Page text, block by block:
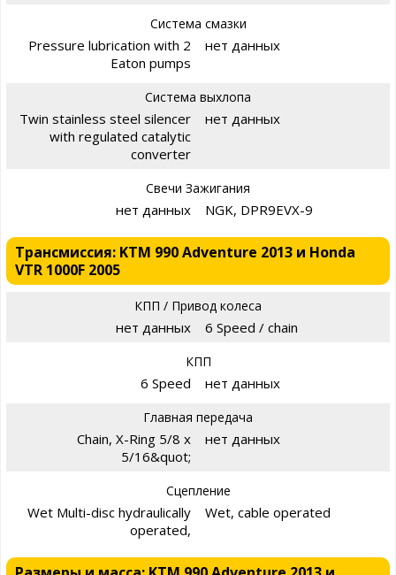
Система смазки
Pressure lubrication with 2
Eaton pumps
нет данных
Система выхлопа
Twin stainless steel silencer
with regulated catalytic
converter
нет данных
Свечи Зажигания
нет данных NGK, DPR9EVX-9
Трансмиссия: KTM 990 Adventure 2013 и Honda
VTR 1000F 2005
КПП / Привод колеса
нет данных 6 Speed / chain
КПП
6 Speed нет данных
Главная передача
Chain, X-Ring 5/8 x
5/16&quot;
нет данных
Сцепление
Wet Multi-disc hydraulically
operated,
Wet, cable operated